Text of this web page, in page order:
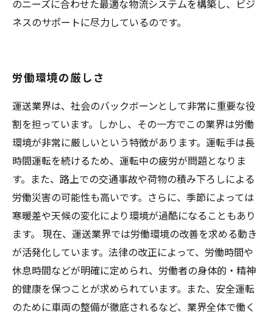
のニーズに合わせた最適な物流システムを構築し、ビジ
ネスのサポートに尽力しているのです。
労働環境の厳しさ
運送業界は、社会のバックボーンとして非常に重要な役
割を担っています。しかし、その一方でこの業界は労働
環境が非常に厳しいという特徴があります。運転手は長
時間運転を続けるため、運転中の疲労が問題となりま
す。また、路上での交通事故や荷物の積み下ろしによる
労働災害の可能性も高いです。さらに、季節によっては
寒暖差や天候の変化により環境が過酷になることもあり
ます。 現在、運送業界では労働環境の改善を求める動き
が活発化しています。法律の改正によって、労働時間や
休息時間などが明確に定められ、労働者の身体的・精神
的健康を保つことが求められています。また、安全運転
のために車両の整備が徹底されるなど、業界全体で働く